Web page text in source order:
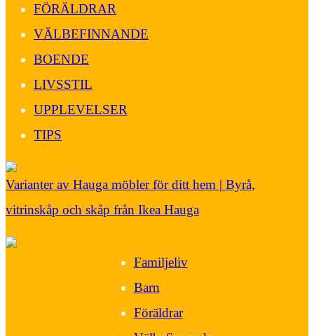
FÖRÄLDRAR
VÄLBEFINNANDE
BOENDE
LIVSSTIL
UPPLEVELSER
TIPS
Varianter av Hauga möbler för ditt hem | Byrå,
vitrinskåp och skåp från Ikea Hauga
Familjeliv
Barn
Föräldrar